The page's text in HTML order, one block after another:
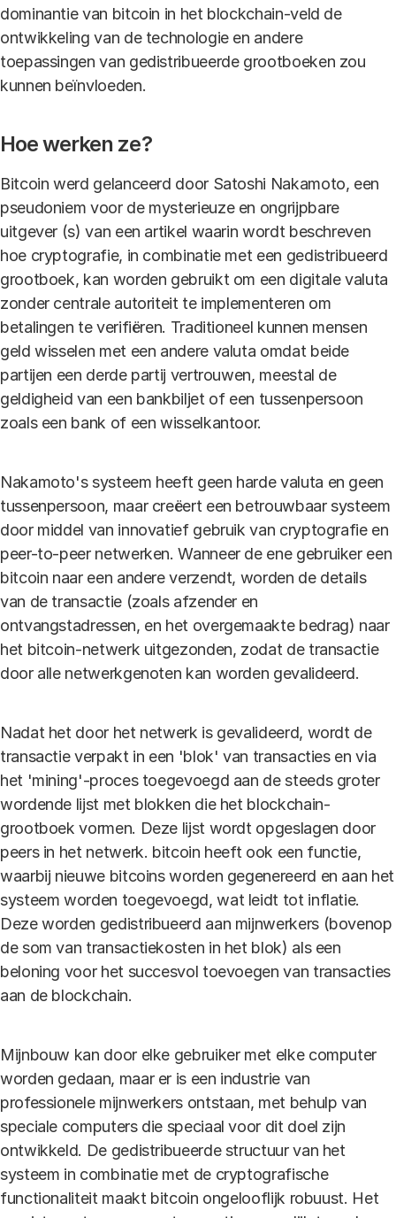
dominantie van bitcoin in het blockchain-veld de
ontwikkeling van de technologie en andere
toepassingen van gedistribueerde grootboeken zou
kunnen beïnvloeden.
Hoe werken ze?
Bitcoin werd gelanceerd door Satoshi Nakamoto, een
pseudoniem voor de mysterieuze en ongrijpbare
uitgever (s) van een artikel waarin wordt beschreven
hoe cryptografie, in combinatie met een gedistribueerd
grootboek, kan worden gebruikt om een ​​digitale valuta
zonder centrale autoriteit te implementeren om
betalingen te verifiëren. Traditioneel kunnen mensen
geld wisselen met een andere valuta omdat beide
partijen een derde partij vertrouwen, meestal de
geldigheid van een bankbiljet of een tussenpersoon
zoals een bank of een wisselkantoor.
Nakamoto's systeem heeft geen harde valuta en geen
tussenpersoon, maar creëert een betrouwbaar systeem
door middel van innovatief gebruik van cryptografie en
peer-to-peer netwerken. Wanneer de ene gebruiker een
bitcoin naar een andere verzendt, worden de details
van de transactie (zoals afzender en
ontvangstadressen, en het overgemaakte bedrag) naar
het bitcoin-netwerk uitgezonden, zodat de transactie
door alle netwerkgenoten kan worden gevalideerd.
Nadat het door het netwerk is gevalideerd, wordt de
transactie verpakt in een 'blok' van transacties en via
het 'mining'-proces toegevoegd aan de steeds groter
wordende lijst met blokken die het blockchain-
grootboek vormen. Deze lijst wordt opgeslagen door
peers in het netwerk. bitcoin heeft ook een functie,
waarbij nieuwe bitcoins worden gegenereerd en aan het
systeem worden toegevoegd, wat leidt tot inflatie.
Deze worden gedistribueerd aan mijnwerkers (bovenop
de som van transactiekosten in het blok) als een
beloning voor het succesvol toevoegen van transacties
aan de blockchain.
Mijnbouw kan door elke gebruiker met elke computer
worden gedaan, maar er is een industrie van
professionele mijnwerkers ontstaan, met behulp van
speciale computers die speciaal voor dit doel zijn
ontwikkeld. De gedistribueerde structuur van het
systeem in combinatie met de cryptografische
functionaliteit maakt bitcoin ongelooflijk robuust. Het